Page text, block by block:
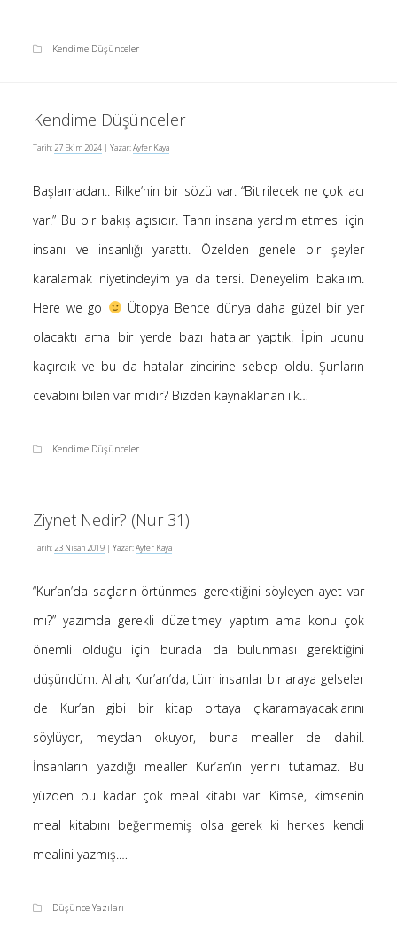
Kendime Düşünceler
Kendime Düşünceler
Tarih: 27 Ekim 2024 | Yazar:Ayfer Kaya
Başlamadan.. Rilke’nin bir sözü var. “Bitirilecek ne çok acı
var.” Bu bir bakış açısıdır. Tanrı insana yardım etmesi için
insanı ve insanlığı yarattı. Özelden genele bir şeyler
karalamak niyetindeyim ya da tersi. Deneyelim bakalım.
Here we go
Ütopya Bence dünya daha güzel bir yer
olacaktı ama bir yerde bazı hatalar yaptık. İpin ucunu
kaçırdık ve bu da hatalar zincirine sebep oldu. Şunların
cevabını bilen var mıdır? Bizden kaynaklanan ilk…
Kendime Düşünceler
Ziynet Nedir? (Nur 31)
Tarih: 23 Nisan 2019 | Yazar:Ayfer Kaya
“Kur’an’da saçların örtünmesi gerektiğini söyleyen ayet var
mı?” yazımda gerekli düzeltmeyi yaptım ama konu çok
önemli olduğu için burada da bulunması gerektiğini
düşündüm. Allah; Kur’an’da, tüm insanlar bir araya gelseler
de Kur’an gibi bir kitap ortaya çıkaramayacaklarını
söylüyor, meydan okuyor, buna mealler de dahil.
İnsanların yazdığı mealler Kur’an’ın yerini tutamaz. Bu
yüzden bu kadar çok meal kitabı var. Kimse, kimsenin
meal kitabını beğenmemiş olsa gerek ki herkes kendi
mealini yazmış.…
Düşünce Yazıları